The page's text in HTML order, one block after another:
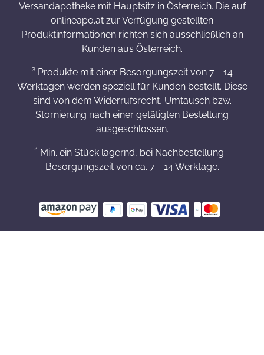
Versandapotheke mit Hauptsitz in Österreich. Die auf
onlineapo.at zur Verfügung gestellten
Produktinformationen richten sich ausschließlich an
Kunden aus Österreich.
³ Produkte mit einer Besorgungszeit von 7 - 14
Werktagen werden speziell für Kunden bestellt. Diese
sind von dem Widerrufsrecht, Umtausch bzw.
Stornierung nach einer getätigten Bestellung
ausgeschlossen.
⁴ Min. ein Stück lagernd, bei Nachbestellung -
Besorgungszeit von ca. 7 - 14 Werktage.